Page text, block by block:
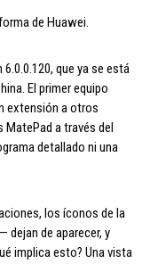
de Huawei.
que ya se está
El primer equipo
extensión a otros
MatePad a través del
detallado ni una
los íconos de la
dejan de aparecer, y
implica esto? Una vista